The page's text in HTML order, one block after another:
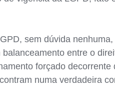
sem dúvida
entre o
forçado decorrente
numa verdadeira